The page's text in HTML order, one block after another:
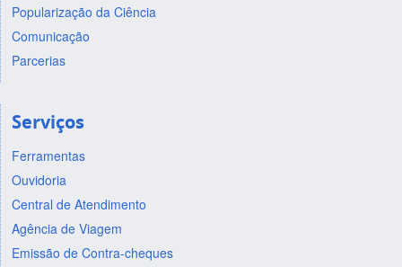
Popularização da Ciência
Comunicação
Parcerias
Serviços
Ferramentas
Ouvidoria
Central de Atendimento
Agência de Viagem
Emissão de Contra-cheques